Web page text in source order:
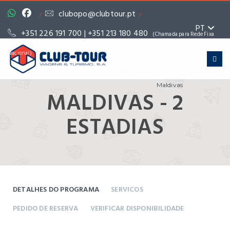
/ clubopo@clubtour.pt /
+351 226 191 700 | +351 213 180 480 (Chamada para Rede Fixa
Nacional)
PT
Maldivas
MALDIVAS - 2
ESTADIAS
DETALHES DO PROGRAMA
SERVICOS
PEDIDO DE RESERVA
VERIFICAR DISPONIBILIDADE